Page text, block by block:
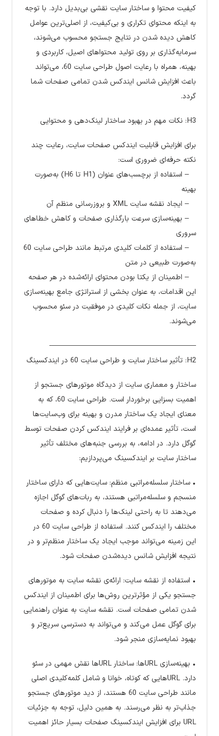
کیفیت محتوا و ساختار سایت نقشی بی‌بدیل دارد. با توجه
به اینکه محتوای تکراری و بی‌کیفیت، از اصلی‌ترین عوامل
کاهش دیده شدن در نتایج جستجو محسوب می‌شوند،
سرمایه‌گذاری بر روی تولید محتواهای اصیل، کاربردی و
بهینه، همراه با رعایت اصول طراحی سایت 60، می‌تواند
باعث افزایش شانس ایندکس شدن تمامی صفحات شما
گردد.
H3: نکات مهم در بهبود ساختار لینک‌دهی و محتوایی
برای افزایش قابلیت ایندکس صفحات سایت، رعایت چند
نکته حرفه‌ای ضروری است:
– استفاده از برچسب‌های عنوان (H1 تا H6) به‌صورت
بهینه
– ایجاد نقشه سایت XML و بروزرسانی منظم آن
– بهینه‌سازی سرعت بارگذاری صفحات و کاهش خطاهای
سروری
– استفاده از کلمات کلیدی مرتبط مانند طراحی سایت 60
به‌صورت طبیعی در متن
– اطمینان از یکتا بودن محتوای ارائه‌شده در هر صفحه
این اقدامات، به عنوان بخشی از استراتژی جامع بهینه‌سازی
سایت، از جمله نکات کلیدی در موفقیت در سئو محسوب
می‌شوند.
————————————————————
H2: تأثیر ساختار سایت و طراحی سایت 60 در ایندکسینگ
ساختار و معماری سایت از دیدگاه موتورهای جستجو از
اهمیت بسزایی برخوردار است. طراحی سایت 60، که به
معنای ایجاد یک ساختار مدرن و بهینه برای وب‌سایت‌ها
است، تأثیر عمده‌ای بر فرایند ایندکس کردن صفحات توسط
گوگل دارد. در ادامه، به بررسی جنبه‌های مختلف تأثیر
ساختار سایت بر ایندکسینگ می‌پردازیم:
• ساختار سلسله‌مراتبی منظم: سایت‌هایی که دارای ساختار
منسجم و سلسله‌مراتبی هستند، به ربات‌های گوگل اجازه
می‌دهند تا به راحتی لینک‌ها را دنبال کرده و صفحات
مختلف را ایندکس کنند. استفاده از طراحی سایت 60 در
این زمینه می‌تواند موجب ایجاد یک ساختار منظم‌تر و در
نتیجه افزایش شانس دیده‌شدن صفحات شود.
• استفاده از نقشه سایت: ارائه‌ی نقشه سایت به موتورهای
جستجو یکی از مؤثرترین روش‌ها برای اطمینان از ایندکس
شدن تمامی صفحات است. نقشه سایت به عنوان راهنمایی
برای گوگل عمل می‌کند و می‌تواند به دسترسی سریع‌تر و
بهبود نمایه‌سازی منجر شود.
• بهینه‌سازی URLها: ساختار URLها نقش مهمی در سئو
دارد. URLهایی که کوتاه، خوانا و شامل کلمه‌کلیدی اصلی
مانند طراحی سایت 60 هستند، از دید موتورهای جستجو
جذاب‌تر به نظر می‌رسند. به همین دلیل، توجه به جزئیات
URL برای افزایش ایندکسینگ صفحات بسیار حائز اهمیت